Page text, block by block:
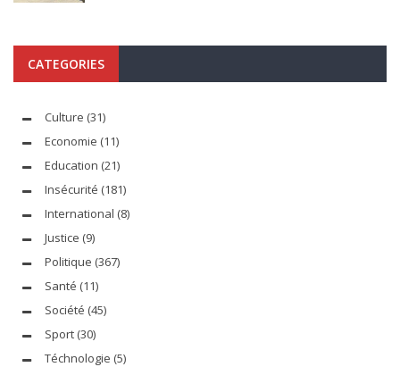
CATEGORIES
Culture (31)
Economie (11)
Education (21)
Insécurité (181)
International (8)
Justice (9)
Politique (367)
Santé (11)
Société (45)
Sport (30)
Téchnologie (5)